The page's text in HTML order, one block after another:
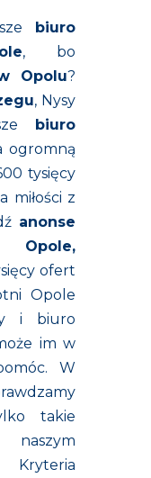
biuro
, bo
Opolu?
, Nysy
biuro
ogromną
tysięcy
miłości z
anonse
,
ofert
Opole
i biuro
im w
W
takie